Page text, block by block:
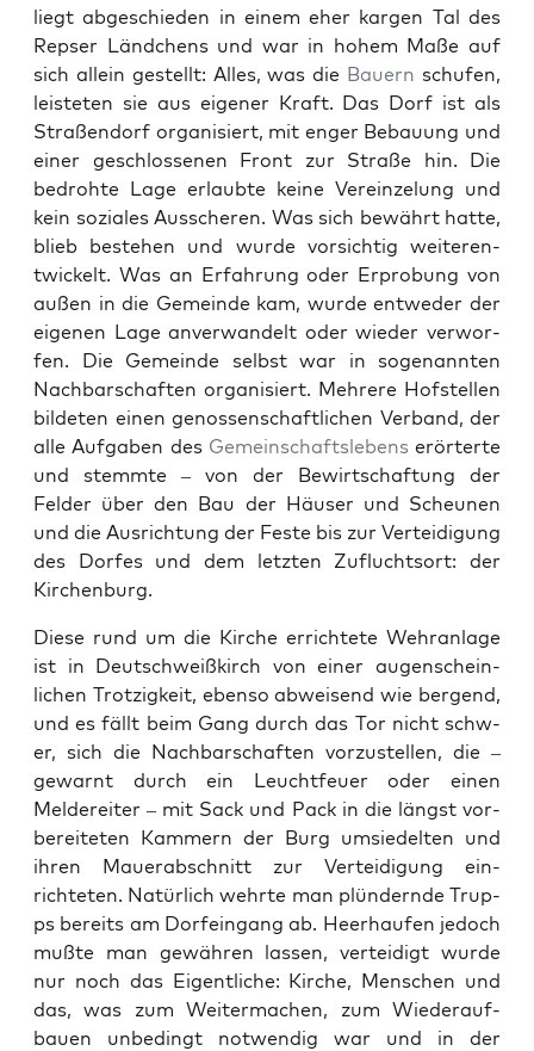
liegt abgeschieden in einem eher kar­gen Tal des
Repser Länd­chens und war in hohem Maße auf
sich allein gestellt: Alles, was die Bauern schufen,
leis­teten sie aus eigen­er Kraft. Das Dorf ist als
Straßen­dorf organ­isiert, mit enger Bebau­ung und
ein­er geschlosse­nen Front zur Straße hin. Die
bedro­hte Lage erlaubte keine Vere­inzelung und
kein soziales Auss­cheren. Was sich bewährt hat­te,
blieb beste­hen und wurde vor­sichtig weit­er­en­
twick­elt. Was an Erfahrung oder Erprobung von
außen in die Gemeinde kam, wurde entwed­er der
eige­nen Lage anver­wan­delt oder wieder ver­wor­
fen. Die Gemeinde selb­st war in soge­nan­nten
Nach­barschaften organ­isiert. Mehrere Hof­stellen
bilde­ten einen genossen­schaftlichen Ver­band, der
alle Auf­gaben des Gemein­schaft­slebens erörterte
und stemmte – von der Bewirtschaf­tung der
Felder über den Bau der Häuser und Sche­unen
und die Aus­rich­tung der Feste bis zur Vertei­di­gung
des Dor­fes und dem let­zten Zuflucht­sort: der
Kirchen­burg.
Diese rund um die Kirche errichtete Wehran­lage
ist in Deutschweißkirch von ein­er augen­schein­
lichen Trotzigkeit, eben­so abweisend wie bergend,
und es fällt beim Gang durch das Tor nicht schw­
er, sich die Nach­barschaften vorzustellen, die –
gewarnt durch ein Leucht­feuer oder einen
Meldere­it­er – mit Sack und Pack in die längst vor­
bere­it­eten Kam­mern der Burg umsiedel­ten und
ihren Mauer­ab­schnitt zur Vertei­di­gung ein­
richteten. Natür­lich wehrte man plün­dernde Trup­
ps bere­its am Dor­fein­gang ab. Heer­haufen jedoch
mußte man gewähren lassen, vertei­digt wurde
nur noch das Eigentliche: Kirche, Men­schen und
das, was zum Weit­er­ma­chen, zum Wieder­auf­
bauen unbe­d­ingt notwendig war und in der